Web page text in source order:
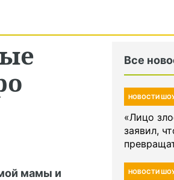
мамы и
Все
НОВОСТИ
«Лицо
заявил,
НОВОСТИ